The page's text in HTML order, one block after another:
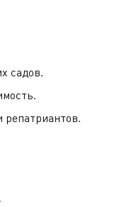
садов.
репатриантов.